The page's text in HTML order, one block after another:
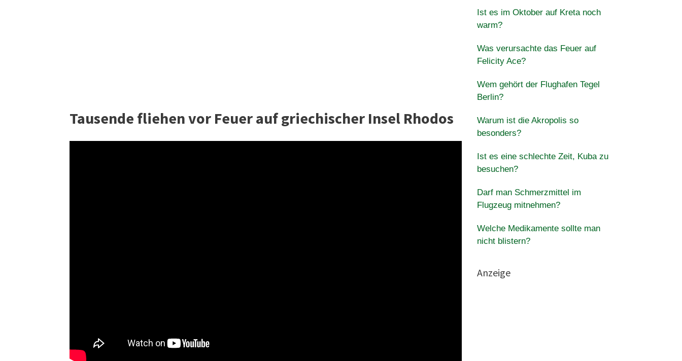
Tausende fliehen vor Feuer auf griechischer Insel Rhodos
Ist es im Oktober auf Kreta noch
warm?
Was verursachte das Feuer auf
Felicity Ace?
Wem gehört der Flughafen Tegel
Berlin?
Warum ist die Akropolis so
besonders?
Ist es eine schlechte Zeit, Kuba zu
besuchen?
Darf man Schmerzmittel im
Flugzeug mitnehmen?
Welche Medikamente sollte man
nicht blistern?
Anzeige